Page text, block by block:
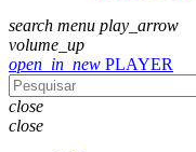
search menu play_arrow
volume_up
open_in_new PLAYER
close
close